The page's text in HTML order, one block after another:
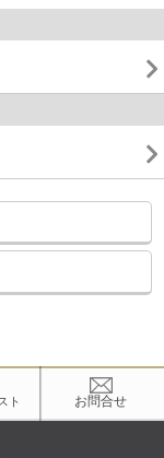
ト お問合せ